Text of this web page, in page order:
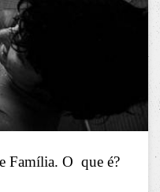
Família. O  que é?